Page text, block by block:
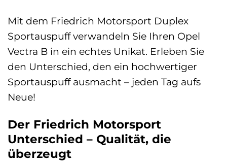
Mit dem Friedrich Motorsport Duplex
Sportauspuff verwandeln Sie Ihren Opel
Vectra B in ein echtes Unikat. Erleben Sie
den Unterschied, den ein hochwertiger
Sportauspuff ausmacht – jeden Tag aufs
Neue!
Der Friedrich Motorsport
Unterschied – Qualität, die
überzeugt